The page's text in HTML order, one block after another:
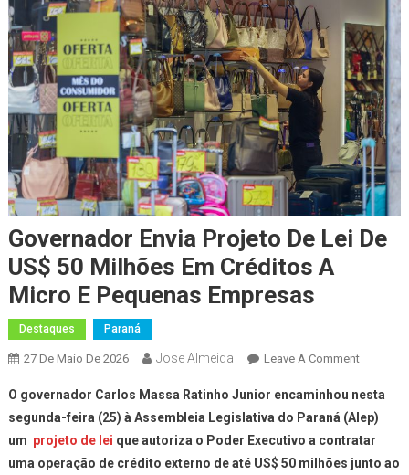
Governador Envia Projeto De Lei De
US$ 50 Milhões Em Créditos A
Micro E Pequenas Empresas
Destaques Paraná
27 De Maio De 2026 Jose Almeida Leave A CommentOn
Envia
Projeto
De
Lei
O governador Carlos Massa Ratinho Junior encaminhou nesta
segunda-feira (25) à Assembleia Legislativa do Paraná (Alep)
um projeto de lei que autoriza o Poder Executivo a contratar
uma operação de crédito externo de até US$ 50 milhões junto ao